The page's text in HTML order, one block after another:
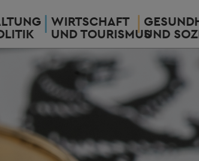
WIRTSCHAFT
UND TOURISMUSUND